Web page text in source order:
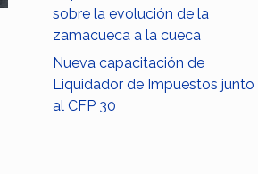
sobre la evolución de la
zamacueca a la cueca
Nueva capacitación de
Liquidador de Impuestos junto
al CFP 30